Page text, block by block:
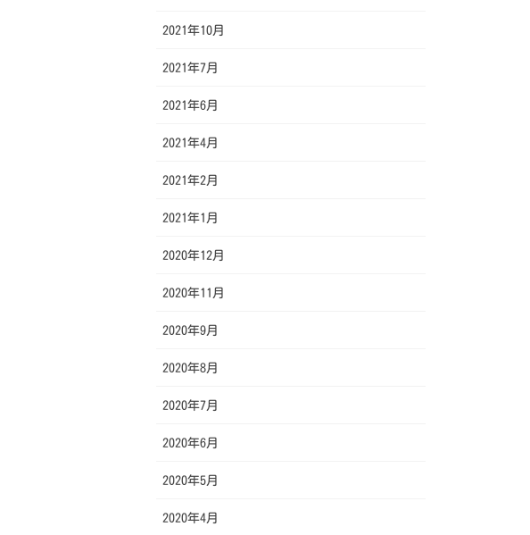
2021年10月
2021年7月
2021年6月
2021年4月
2021年2月
2021年1月
2020年12月
2020年11月
2020年9月
2020年8月
2020年7月
2020年6月
2020年5月
2020年4月